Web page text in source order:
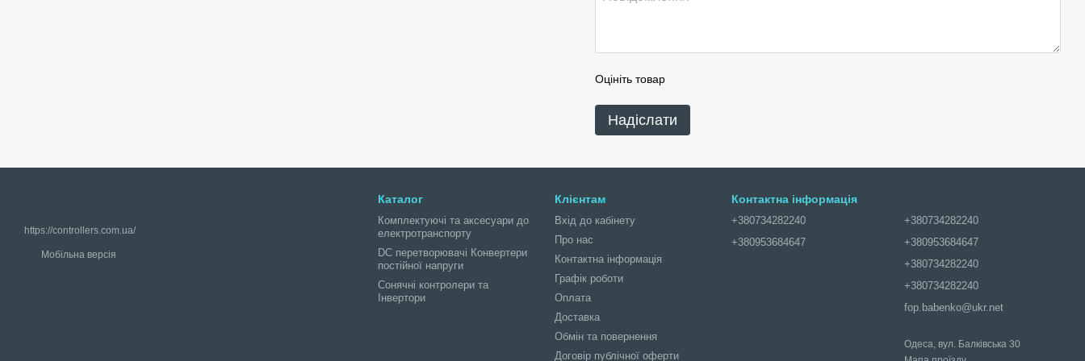
Оцініть товар
Надіслати
https://controllers.com.ua/
Мобільна версія
Каталог
Комплектуючі та аксесуари до
електротранспорту
DC перетворювачі Конвертери
постійної напруги
Сонячні контролери та
Інвертори
Клієнтам
Вхід до кабінету
Про нас
Контактна інформація
Графік роботи
Оплата
Доставка
Обмін та повернення
Договір публічної оферти
Контактна інформація
+380734282240
+380953684647
+380734282240
+380953684647
+380734282240
+380734282240
fop.babenko@ukr.net
Одеса, вул. Балківська 30